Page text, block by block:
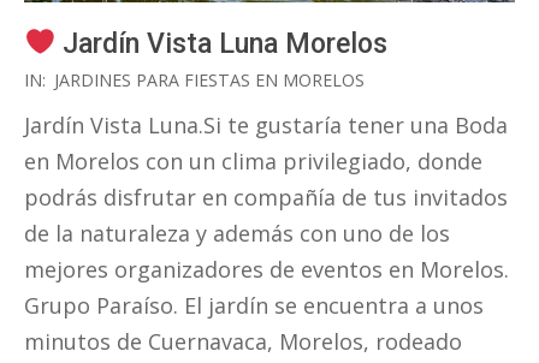
Jardín Vista Luna Morelos
2020-
03-
03
IN: JARDINES PARA FIESTAS EN MORELOS
Jardín Vista Luna.Si te gustaría tener una Boda
en Morelos con un clima privilegiado, donde
podrás disfrutar en compañía de tus invitados
de la naturaleza y además con uno de los
mejores organizadores de eventos en Morelos.
Grupo Paraíso. El jardín se encuentra a unos
minutos de Cuernavaca, Morelos, rodeado